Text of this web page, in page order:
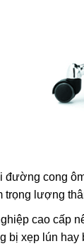
đường cong
trọng lượng
cao cấp
bị xẹp lún hay